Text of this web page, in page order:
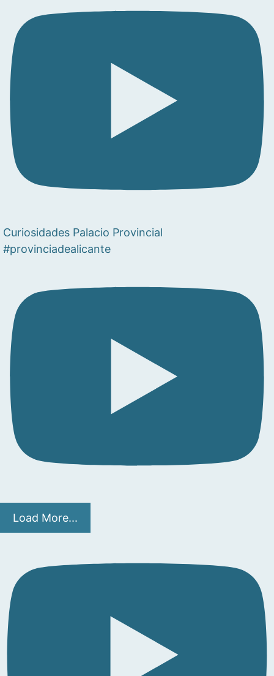
Curiosidades Palacio Provincial
#provinciadealicante
Load More...